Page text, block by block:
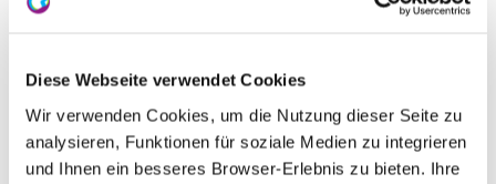
Diese Webseite verwendet Cookies
Wir verwenden Cookies, um die Nutzung dieser Seite zu
analysieren, Funktionen für soziale Medien zu integrieren
und Ihnen ein besseres Browser-Erlebnis zu bieten. Ihre